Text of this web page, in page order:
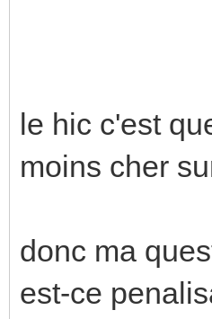
le hic c'est
moins cher
donc ma
est-ce